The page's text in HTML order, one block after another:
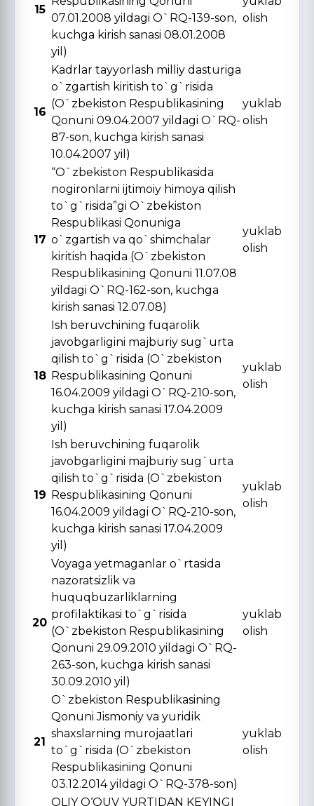
15
07.01.2008 yildagi O`RQ-139-son,
kuchga kirish sanasi 08.01.2008
yil)
olish
16
Kadrlar tayyorlash milliy dasturiga
o`zgartish kiritish to`g`risida
(O`zbekiston Respublikasining
Qonuni 09.04.2007 yildagi O`RQ-
87-son, kuchga kirish sanasi
10.04.2007 yil)
yuklab
olish
17
“O`zbekiston Respublikasida
nogironlarni ijtimoiy himoya qilish
to`g`risida”gi O`zbekiston
Respublikasi Qonuniga
o`zgartish va qo`shimchalar
kiritish haqida (O`zbekiston
Respublikasining Qonuni 11.07.08
yildagi O`RQ-162-son, kuchga
kirish sanasi 12.07.08)
yuklab
olish
18
Ish beruvchining fuqarolik
javobgarligini majburiy sug`urta
qilish to`g`risida (O`zbekiston
Respublikasining Qonuni
16.04.2009 yildagi O`RQ-210-son,
kuchga kirish sanasi 17.04.2009
yil)
yuklab
olish
19
Ish beruvchining fuqarolik
javobgarligini majburiy sug`urta
qilish to`g`risida (O`zbekiston
Respublikasining Qonuni
16.04.2009 yildagi O`RQ-210-son,
kuchga kirish sanasi 17.04.2009
yil)
yuklab
olish
20
Voyaga yetmaganlar o`rtasida
nazoratsizlik va
huquqbuzarliklarning
profilaktikasi to`g`risida
(O`zbekiston Respublikasining
Qonuni 29.09.2010 yildagi O`RQ-
263-son, kuchga kirish sanasi
30.09.2010 yil)
yuklab
olish
21
O`zbekiston Respublikasining
Qonuni Jismoniy va yuridik
shaxslarning murojaatlari
to`g`risida (O`zbekiston
Respublikasining Qonuni
03.12.2014 yildagi O`RQ-378-son)
yuklab
olish
OLIY O‘QUV YURTIDAN KЕYINGI